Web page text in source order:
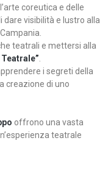
coreutica e delle
dare visibilità e lustro alla
teatrali e mettersi alla
i segreti della
creazione di uno
offrono una vasta
teatrale